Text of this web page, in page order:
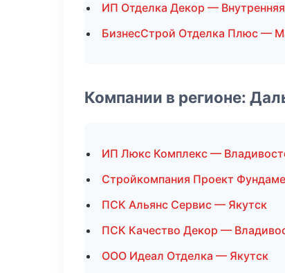
ИП Отделка Декор — Внутренняя
БизнесСтрой Отделка Плюс —
Компании в регионе:
ИП Люкс Комплекс —
Стройкомпания Проект
ПСК Альянс Сервис — Якутск
ПСК Качество Декор —
ООО Идеал Отделка — Якутск